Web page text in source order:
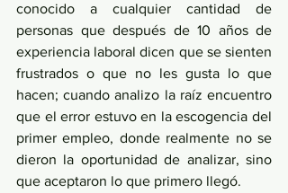
conocido a cualquier cantidad de
personas que después de 10 años de
experiencia laboral dicen que se sienten
frustrados o que no les gusta lo que
hacen; cuando analizo la raíz encuentro
que el error estuvo en la escogencia del
primer empleo, donde realmente no se
dieron la oportunidad de analizar, sino
que aceptaron lo que primero llegó.